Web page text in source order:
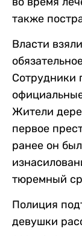
также
Власти
Сотрудники
Жители
первое
ранее он
тюремный
Полиция
девушки